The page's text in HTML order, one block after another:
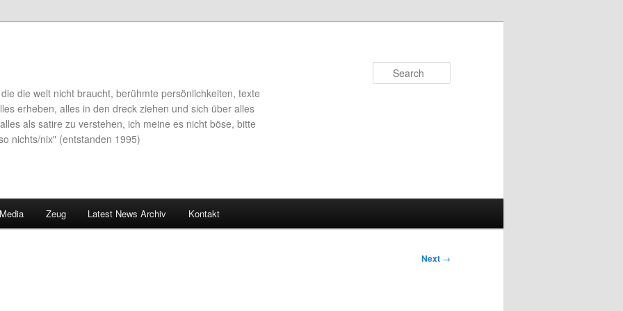
die welt nicht braucht, berühmte persönlichkeiten, texte
erheben, alles in den dreck ziehen und sich über alles
als satire zu verstehen, ich meine es nicht böse, bitte
nichts/nix" (entstanden 1995)
Zeug Latest News Archiv Kontakt
Next →